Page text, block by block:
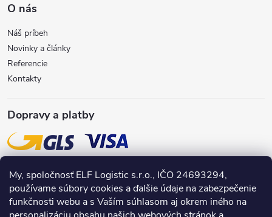
My, spoločnosť ELF Logistic s.r.o., IČO 24693294,
používame súbory cookies a ďalšie údaje na zabezpečenie
funkčnosti webu a s Vaším súhlasom aj okrem iného na
y
v
ý
p
i
s
u
O nás
Náš príbeh
Novinky a články
Referencie
Kontakty
Dopravy a platby